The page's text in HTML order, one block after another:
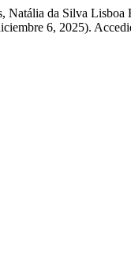
da Silva
6, 2025).